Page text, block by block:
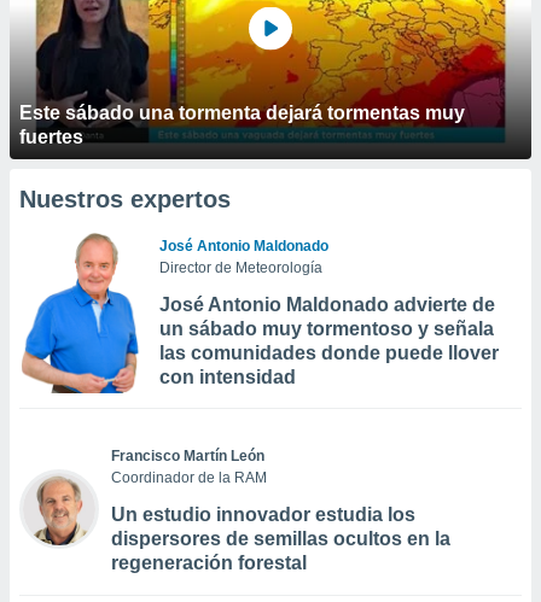
Este sábado una tormenta dejará tormentas muy
fuertes
Nuestros expertos
José Antonio Maldonado
Director de Meteorología
José Antonio Maldonado advierte de
un sábado muy tormentoso y señala
las comunidades donde puede llover
con intensidad
Francisco Martín León
Coordinador de la RAM
Un estudio innovador estudia los
dispersores de semillas ocultos en la
regeneración forestal